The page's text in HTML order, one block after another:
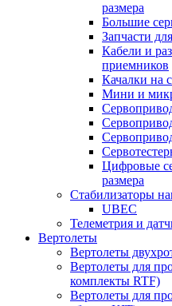
размера
Большие
Запчасти
Кабели и
приемников
Качалки на
Мини и
Цифровые
размера
Стабилизаторы
UBEC
Телеметрия и
Вертолеты
Вертолеты
Вертолеты для
комплекты RTF)
Вертолеты для